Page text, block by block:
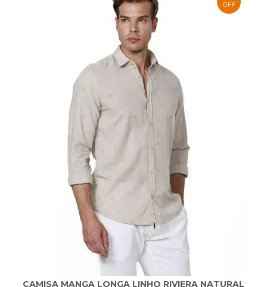
OFF
CAMISA MANGA LONGA LINHO RIVIERA NATURAL